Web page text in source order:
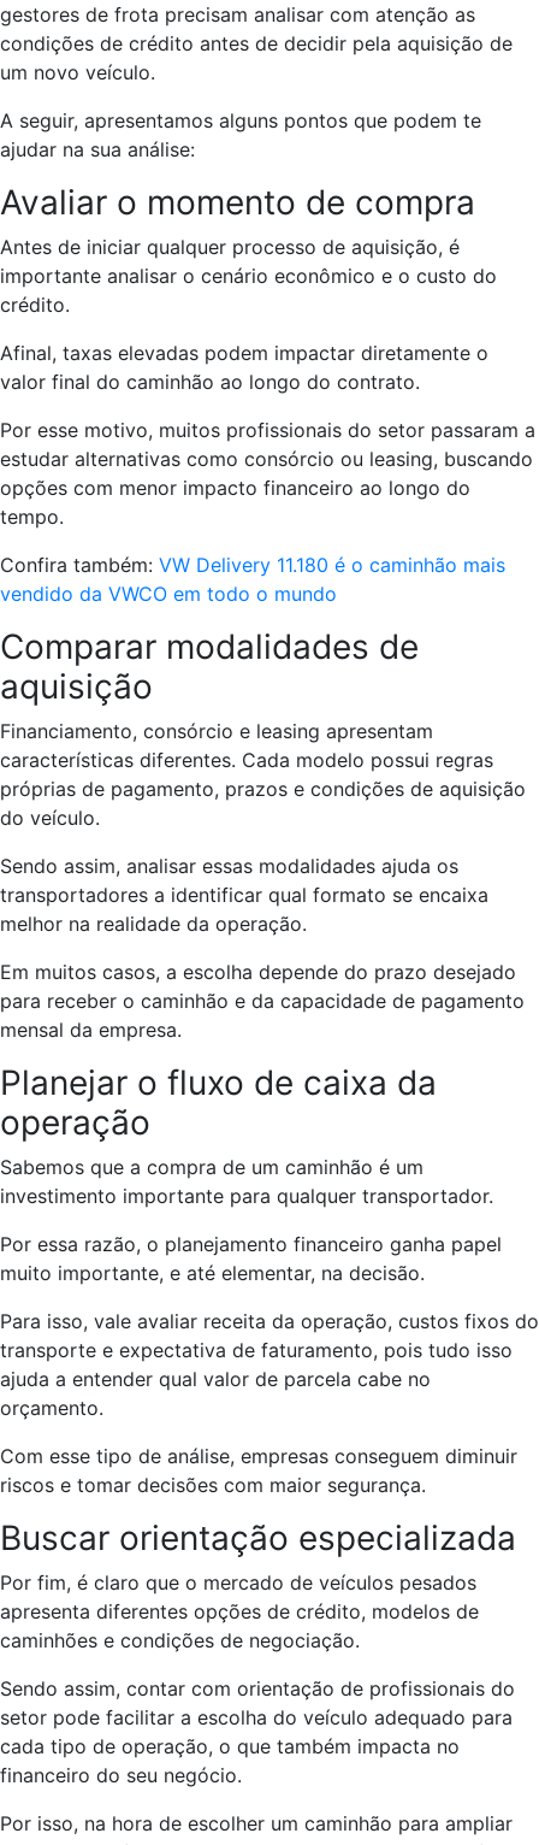
gestores de frota precisam analisar com atenção as
condições de crédito antes de decidir pela aquisição de
um novo veículo.
A seguir, apresentamos alguns pontos que podem te
ajudar na sua análise:
Avaliar o momento de compra
Antes de iniciar qualquer processo de aquisição, é
importante analisar o cenário econômico e o custo do
crédito.
Afinal, taxas elevadas podem impactar diretamente o
valor final do caminhão ao longo do contrato.
Por esse motivo, muitos profissionais do setor passaram a
estudar alternativas como consórcio ou leasing, buscando
opções com menor impacto financeiro ao longo do
tempo.
Confira também: VW Delivery 11.180 é o caminhão mais
vendido da VWCO em todo o mundo
Comparar modalidades de
aquisição
Financiamento, consórcio e leasing apresentam
características diferentes. Cada modelo possui regras
próprias de pagamento, prazos e condições de aquisição
do veículo.
Sendo assim, analisar essas modalidades ajuda os
transportadores a identificar qual formato se encaixa
melhor na realidade da operação.
Em muitos casos, a escolha depende do prazo desejado
para receber o caminhão e da capacidade de pagamento
mensal da empresa.
Planejar o fluxo de caixa da
operação
Sabemos que a compra de um caminhão é um
investimento importante para qualquer transportador.
Por essa razão, o planejamento financeiro ganha papel
muito importante, e até elementar, na decisão.
Para isso, vale avaliar receita da operação, custos fixos do
transporte e expectativa de faturamento, pois tudo isso
ajuda a entender qual valor de parcela cabe no
orçamento.
Com esse tipo de análise, empresas conseguem diminuir
riscos e tomar decisões com maior segurança.
Buscar orientação especializada
Por fim, é claro que o mercado de veículos pesados
apresenta diferentes opções de crédito, modelos de
caminhões e condições de negociação.
Sendo assim, contar com orientação de profissionais do
setor pode facilitar a escolha do veículo adequado para
cada tipo de operação, o que também impacta no
financeiro do seu negócio.
Por isso, na hora de escolher um caminhão para ampliar